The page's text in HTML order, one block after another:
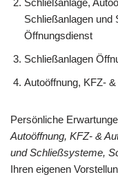
Schließanlage,
Schließanlagen und
Öffnungsdienst
Schließanlagen
Autoöffnung, KFZ-
Persönliche
Autoöffnung, KFZ- &
und Schließsysteme,
Ihren eigenen